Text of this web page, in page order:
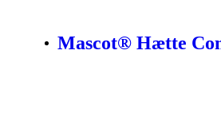
Mascot® Hætte